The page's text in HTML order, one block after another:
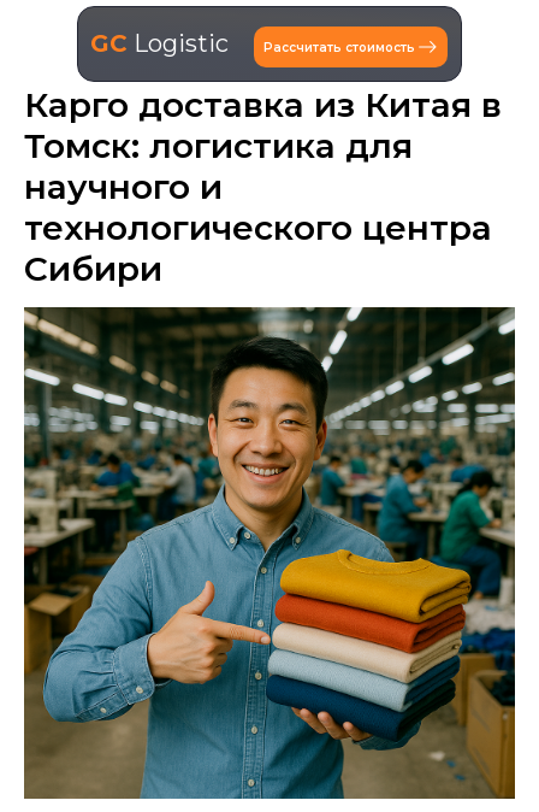
GC Logistic Рассчитать стоимость
Карго доставка из Китая в
Томск: логистика для
научного и
технологического центра
Сибири